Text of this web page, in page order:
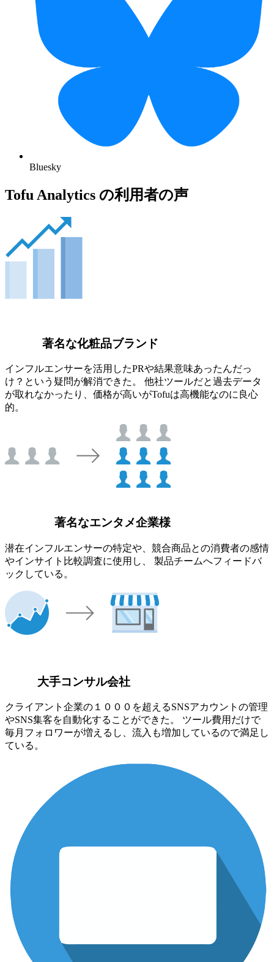
Bluesky
Tofu Analytics の利用者の声
著名な化粧品ブランド
インフルエンサーを活用したPRや結果意味あったんだっ
け？という疑問が解消できた。 他社ツールだと過去データ
が取れなかったり、価格が高いがTofuは高機能なのに良心
的。
著名なエンタメ企業様
潜在インフルエンサーの特定や、競合商品との消費者の感情
やインサイト比較調査に使用し、 製品チームへフィードバ
ックしている。
大手コンサル会社
クライアント企業の１０００を超えるSNSアカウントの管理
やSNS集客を自動化することができた。 ツール費用だけで
毎月フォロワーが増えるし、流入も増加しているので満足し
ている。